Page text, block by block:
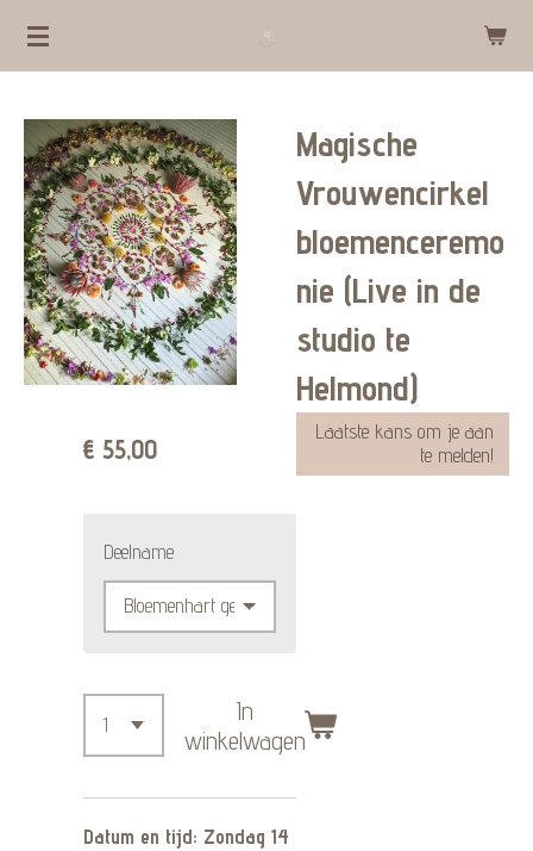
Ga
de
hoofdinhoud
Magische
Vrouwencirkel
bloemenceremo
nie (Live in de
studio te
Helmond)
Laatste kans om je aan
te melden!
€ 55,00
Deelname
In
winkelwagen
Datum en tijd: Zondag 14